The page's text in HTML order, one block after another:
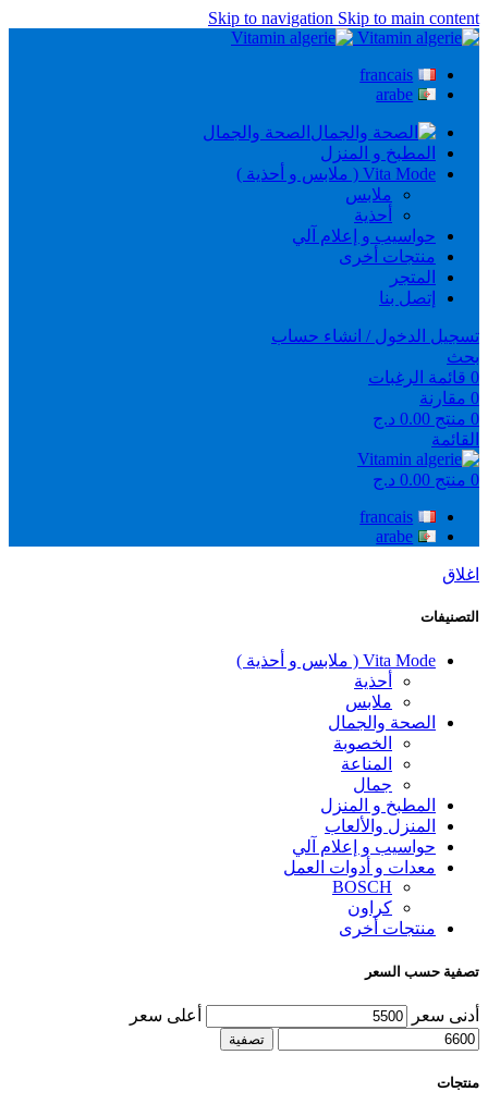
Skip to navigation Skip to main content
francais
arabe
الصحة والجمال
المطبخ و المنزل
Vita Mode ( ملابس و أحذية )
ملابس
أحذية
حواسيب و إعلام آلي
منتجات أخرى
المتجر
إتصل بنا
تسجيل الدخول / انشاء حساب
بحث
0 قائمة الرغبات
0 مقارنة
0 منتج 0.00 د.ج
القائمة
0 منتج 0.00 د.ج
francais
arabe
اغلاق
التصنيفات
Vita Mode ( ملابس و أحذية )
أحذية
ملابس
الصحة والجمال
الخصوبة
المناعة
جمال
المطبخ و المنزل
المنزل والألعاب
حواسيب و إعلام آلي
معدات و أدوات العمل
BOSCH
كراون
منتجات أخرى
تصفية حسب السعر
أدنى سعر أعلى سعر
تصفية
منتجات